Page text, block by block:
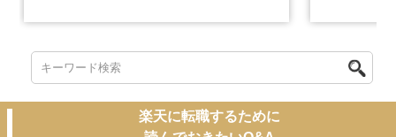
楽天に転職するために